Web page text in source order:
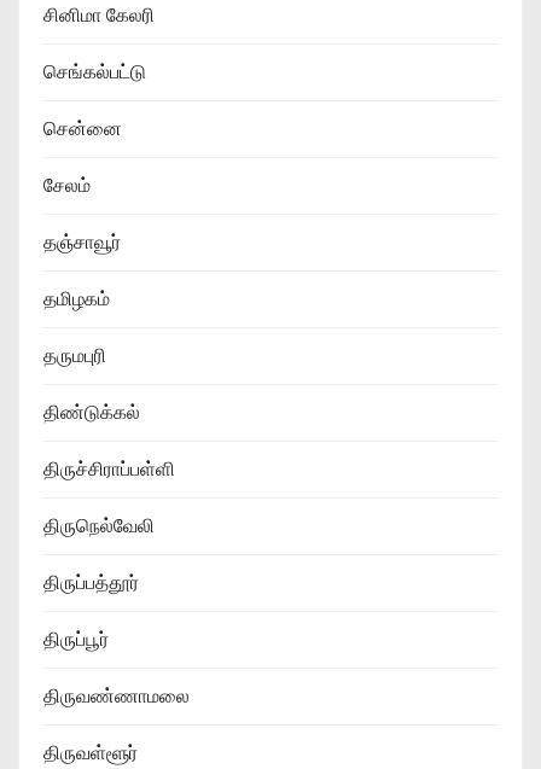
சினிமா கேலரி
செங்கல்பட்டு
சென்னை
சேலம்
தஞ்சாவூர்
தமிழகம்
தருமபுரி
திண்டுக்கல்
திருச்சிராப்பள்ளி
திருநெல்வேலி
திருப்பத்தூர்
திருப்பூர்
திருவண்ணாமலை
திருவள்ளூர்